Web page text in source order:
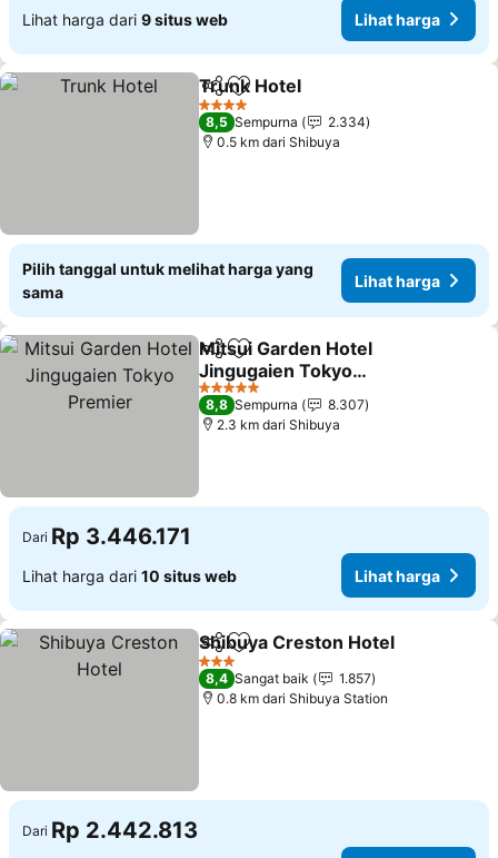
Lihat harga dari 9 situs web Lihat harga
BagikanTambahkan ke favorit
Trunk Hotel
4 Bintang
8,5 Sempurna
2.334
0.5 km dari Shibuya
Pilih tanggal untuk melihat harga yang
sama
Lihat harga
BagikanTambahkan ke favorit
Mitsui Garden Hotel
Jingugaien Tokyo
Premier
5 Bintang
8,8 Sempurna
8.307
2.3 km dari Shibuya
Dari Rp 3.446.171
Lihat harga dari 10 situs web Lihat harga
BagikanTambahkan ke favorit
Shibuya Creston Hotel
3 Bintang
8,4 Sangat baik
1.857
0.8 km dari Shibuya Station
Dari Rp 2.442.813